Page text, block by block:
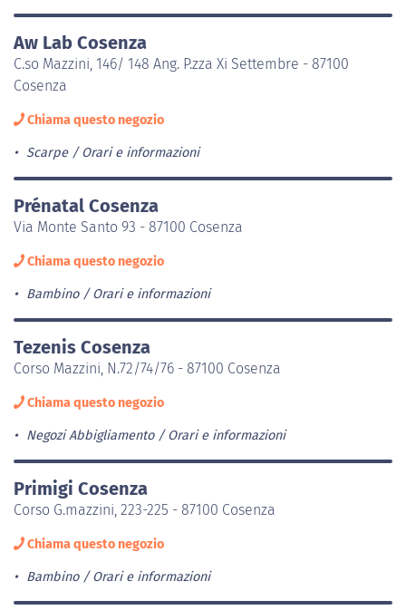
Aw Lab Cosenza
C.so Mazzini, 146/ 148 Ang. P.zza Xi Settembre - 87100
Cosenza
Chiama questo negozio
Scarpe Orari e informazioni
Prénatal Cosenza
Via Monte Santo 93 - 87100 Cosenza
Chiama questo negozio
Bambino Orari e informazioni
Tezenis Cosenza
Corso Mazzini, N.72/74/76 - 87100 Cosenza
Chiama questo negozio
Negozi Abbigliamento Orari e informazioni
Primigi Cosenza
Corso G.mazzini, 223-225 - 87100 Cosenza
Chiama questo negozio
Bambino Orari e informazioni